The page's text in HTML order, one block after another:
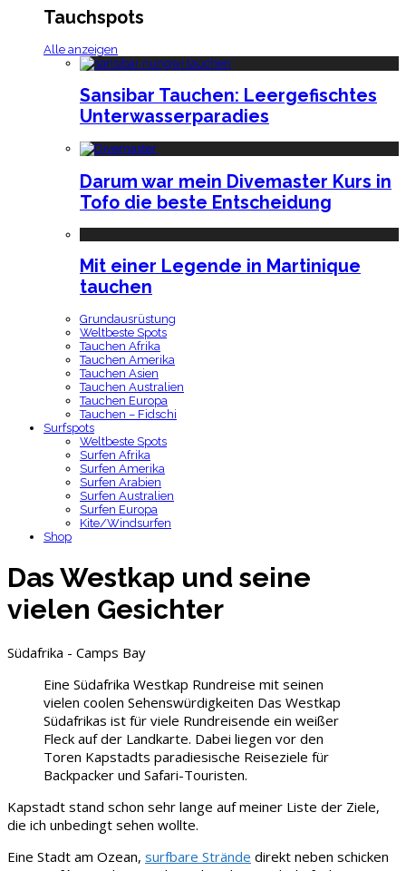
Tauchspots
Alle anzeigen
Sansibar Tauchen: Leergefischtes
Unterwasserparadies
Darum war mein Divemaster Kurs in
Tofo die beste Entscheidung
Mit einer Legende in Martinique
tauchen
Grundausrüstung
Weltbeste Spots
Tauchen Afrika
Tauchen Amerika
Tauchen Asien
Tauchen Australien
Tauchen Europa
Tauchen – Fidschi
Surfspots
Weltbeste Spots
Surfen Afrika
Surfen Amerika
Surfen Arabien
Surfen Australien
Surfen Europa
Kite/Windsurfen
Shop
Das Westkap und seine
vielen Gesichter
Südafrika - Camps Bay
Eine Südafrika Westkap Rundreise mit seinen
vielen coolen Sehenswürdigkeiten Das Westkap
Südafrikas ist für viele Rundreisende ein weißer
Fleck auf der Landkarte. Dabei liegen vor den
Toren Kapstadts paradiesische Reiseziele für
Backpacker und Safari-Touristen.
Kapstadt stand schon sehr lange auf meiner Liste der Ziele,
die ich unbedingt sehen wollte.
Eine Stadt am Ozean, surfbare Strände direkt neben schicken